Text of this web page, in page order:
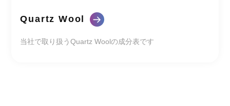
Quartz Wool
当社で取り扱うQuartz Woolの成分表です